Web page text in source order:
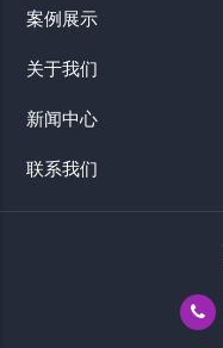
案例展示
关于我们
新闻中心
联系我们